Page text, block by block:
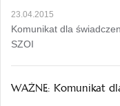
23.04.2015
Komunikat dla
SZOI
WAŻNE: Komunikat